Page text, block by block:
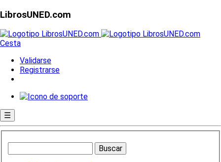
LibrosUNED.com
Cesta
Validarse
Registrarse
☰